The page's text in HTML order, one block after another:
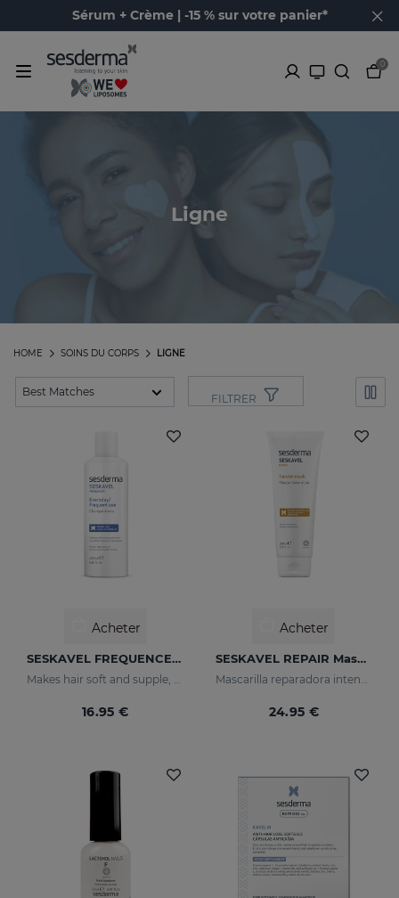
Sérum + Crème | -15 % sur votre panier*
0
Ligne
LIGNE
SOINS DU CORPS
HOME
FILTRER
Acheter
SESKAVEL FREQUENCE Shampooing Fréquence
Makes hair soft and supple, protecting it from oxidative damage and external agents.
16.95 €
Acheter
SESKAVEL REPAIR Masque Kératine
Mascarilla reparadora intensiva que reconstruye, nutre el cabello y evita el encrespamiento.
24.95 €